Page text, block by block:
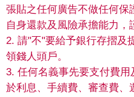
張貼之任何廣告不做任何保
自身還款及風險承擔能力，
2. 請"不"要給予銀行存摺及
領錢人頭戶。
3. 任何名義事先要支付費
於利息、手續費、審查費、